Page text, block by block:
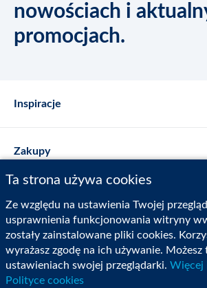
Ta strona używa cookies
Ze względu na ustawienia Twojej
usprawnienia funkcjonowania witryny
zostały zainstalowane pliki cookies.
wyrażasz zgodę na ich używanie.
ustawieniach swojej przeglądarki. Więcej
Polityce cookies
nowościach i
promocjach.
Inspiracje
Zakupy
Sklep Internetowy
Moje konto